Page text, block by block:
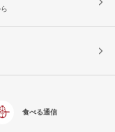
食べる通信